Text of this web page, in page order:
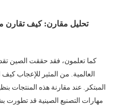
تحليل مقارن: كيف تقارن
كما تعلمون، فقد حققت الصين
العالمية. من المثير للإعجاب
المبتكر. عند مقارنة هذه المنتجات
مهارات التصنيع الصينية قد تطورت